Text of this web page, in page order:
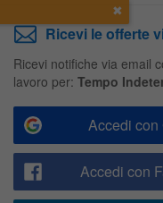
Ricevi le offerte
Ricevi notifiche via email
lavoro per: Tempo
Accedi con
Accedi con